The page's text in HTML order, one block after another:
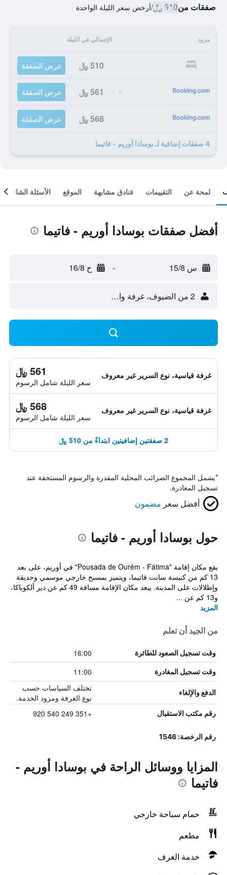
صفقات من510 ﷼ /أرخص سعر الليلة الواحدة
مزود الإجمالي في الليلة
510 ﷼ عرض الصفقة
561 ﷼ عرض الصفقة
568 ﷼ عرض الصفقة
4 صفقات إضافية لـ بوسادا أوريم - فاتيما
لمحة عن التقييمات فنادق مشابهة الموقع الأسئلة الشائعة
أفضل صفقات بوسادا أوريم - فاتيما
س 15/8 - ح 16/8
2 من الضيوف، غرفة واحدة
غرفة قياسية، نوع السرير غير معروف 561 ﷼
سعر الليلة شامل الرسوم
غرفة قياسية، نوع السرير غير معروف 568 ﷼
سعر الليلة شامل الرسوم
2 صفقتين إضافيتين ابتداءً من 510 ﷼
*يشمل المجموع الضرائب المحلية المقدرة والرسوم المستحقة عند
تسجيل المغادرة.
أفضل سعر مضمون
حول بوسادا أوريم - فاتيما
يقع مكان إقامة "Pousada de Ourém - Fátima" في أوريم، على بعد
13 كم من كنيسة سانت فاتيما، ويتميز بمسبح خارجي موسمي وحديقة
وإطلالات على المدينة. يبعد مكان الإقامة مسافة 49 كم عن دير ألكوباكا،
و13 كم عن ...
المزيد
من الجيد أن تعلم
وقت تسجيل الصعود للطائرة 16:00
وقت تسجيل المغادرة 11:00
الدفع والإلغاء
تختلف السياسات حسب
نوع الغرفة ومزود الخدمة.
رقم مكتب الاستقبال +351 249 540 920
رقم الرخصة: 1546
المزايا ووسائل الراحة في بوسادا أوريم -
فاتيما
حمام سباحة خارجي
مطعم
خدمة الغرف